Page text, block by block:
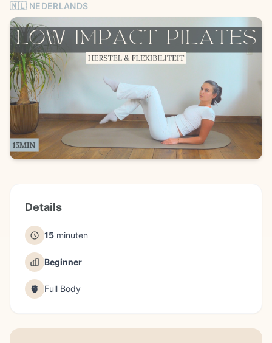
🇳🇱 NEDERLANDS
Details
15 minuten
Beginner
🫀 Full Body